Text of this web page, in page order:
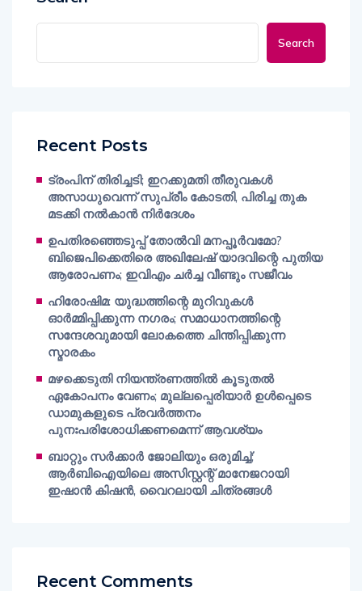
Search
Recent Posts
ട്രംപിന് തിരിച്ചടി; ഇറക്കുമതി തീരുവകൾ
അസാധുവെന്ന് സുപ്രീം കോടതി, പിരിച്ച തുക
മടക്കി നൽകാൻ നിർദേശം
ഉപതിരഞ്ഞെടുപ്പ് തോൽവി മനപ്പൂർവമോ?
ബിജെപിക്കെതിരെ അഖിലേഷ് യാദവിന്റെ പുതിയ
ആരോപണം; ഇവിഎം ചർച്ച വീണ്ടും സജീവം
ഹിരോഷിമ: യുദ്ധത്തിന്റെ മുറിവുകൾ
ഓർമ്മിപ്പിക്കുന്ന നഗരം; സമാധാനത്തിന്റെ
സന്ദേശവുമായി ലോകത്തെ ചിന്തിപ്പിക്കുന്ന
സ്മാരകം
മഴക്കെടുതി നിയന്ത്രണത്തിൽ കൂടുതൽ
ഏകോപനം വേണം; മുല്ലപ്പെരിയാർ ഉൾപ്പെടെ
ഡാമുകളുടെ പ്രവർത്തനം
പുനഃപരിശോധിക്കണമെന്ന് ആവശ്യം
ബാറ്റും സർക്കാർ ജോലിയും ഒരുമിച്ച്;
ആർബിഐയിലെ അസിസ്റ്റന്റ് മാനേജറായി
ഇഷാൻ കിഷൻ, വൈറലായി ചിത്രങ്ങൾ
Recent Comments